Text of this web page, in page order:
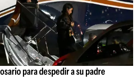
para despedir a su padre